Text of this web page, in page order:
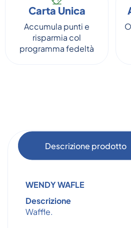
Carta Unica
Accumula punti e
risparmia col
programma fedeltà
Descrizione prodotto
WENDY WAFLE
Descrizione
Waffle.